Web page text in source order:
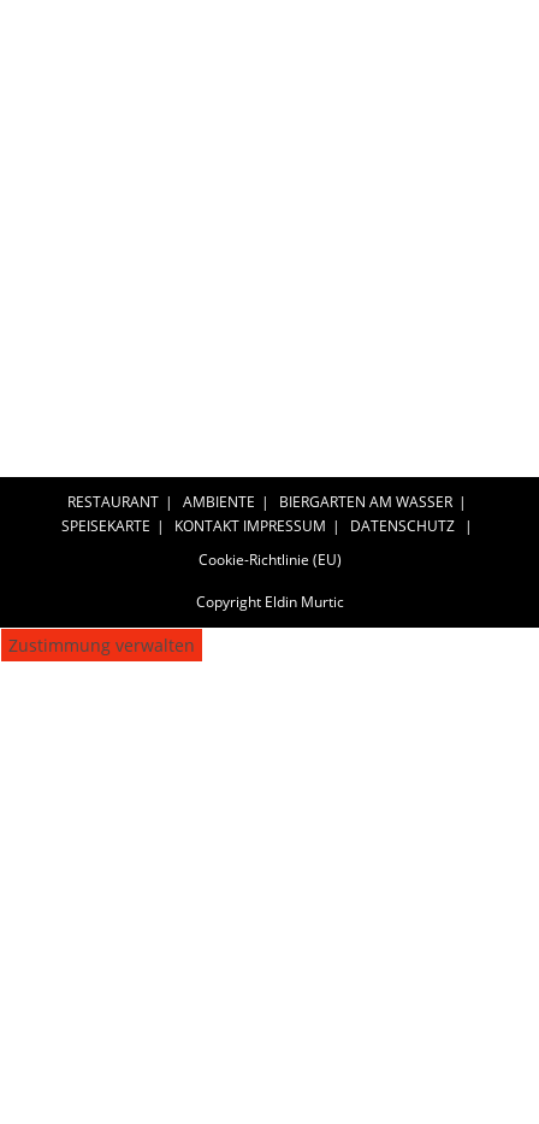
RESTAURANT AMBIENTE
BIERGARTEN AM WASSER
SPEISEKARTE
KONTAKT IMPRESSUM
DATENSCHUTZ
Cookie-Richtlinie (EU)
Copyright Eldin Murtic
Zustimmung verwalten